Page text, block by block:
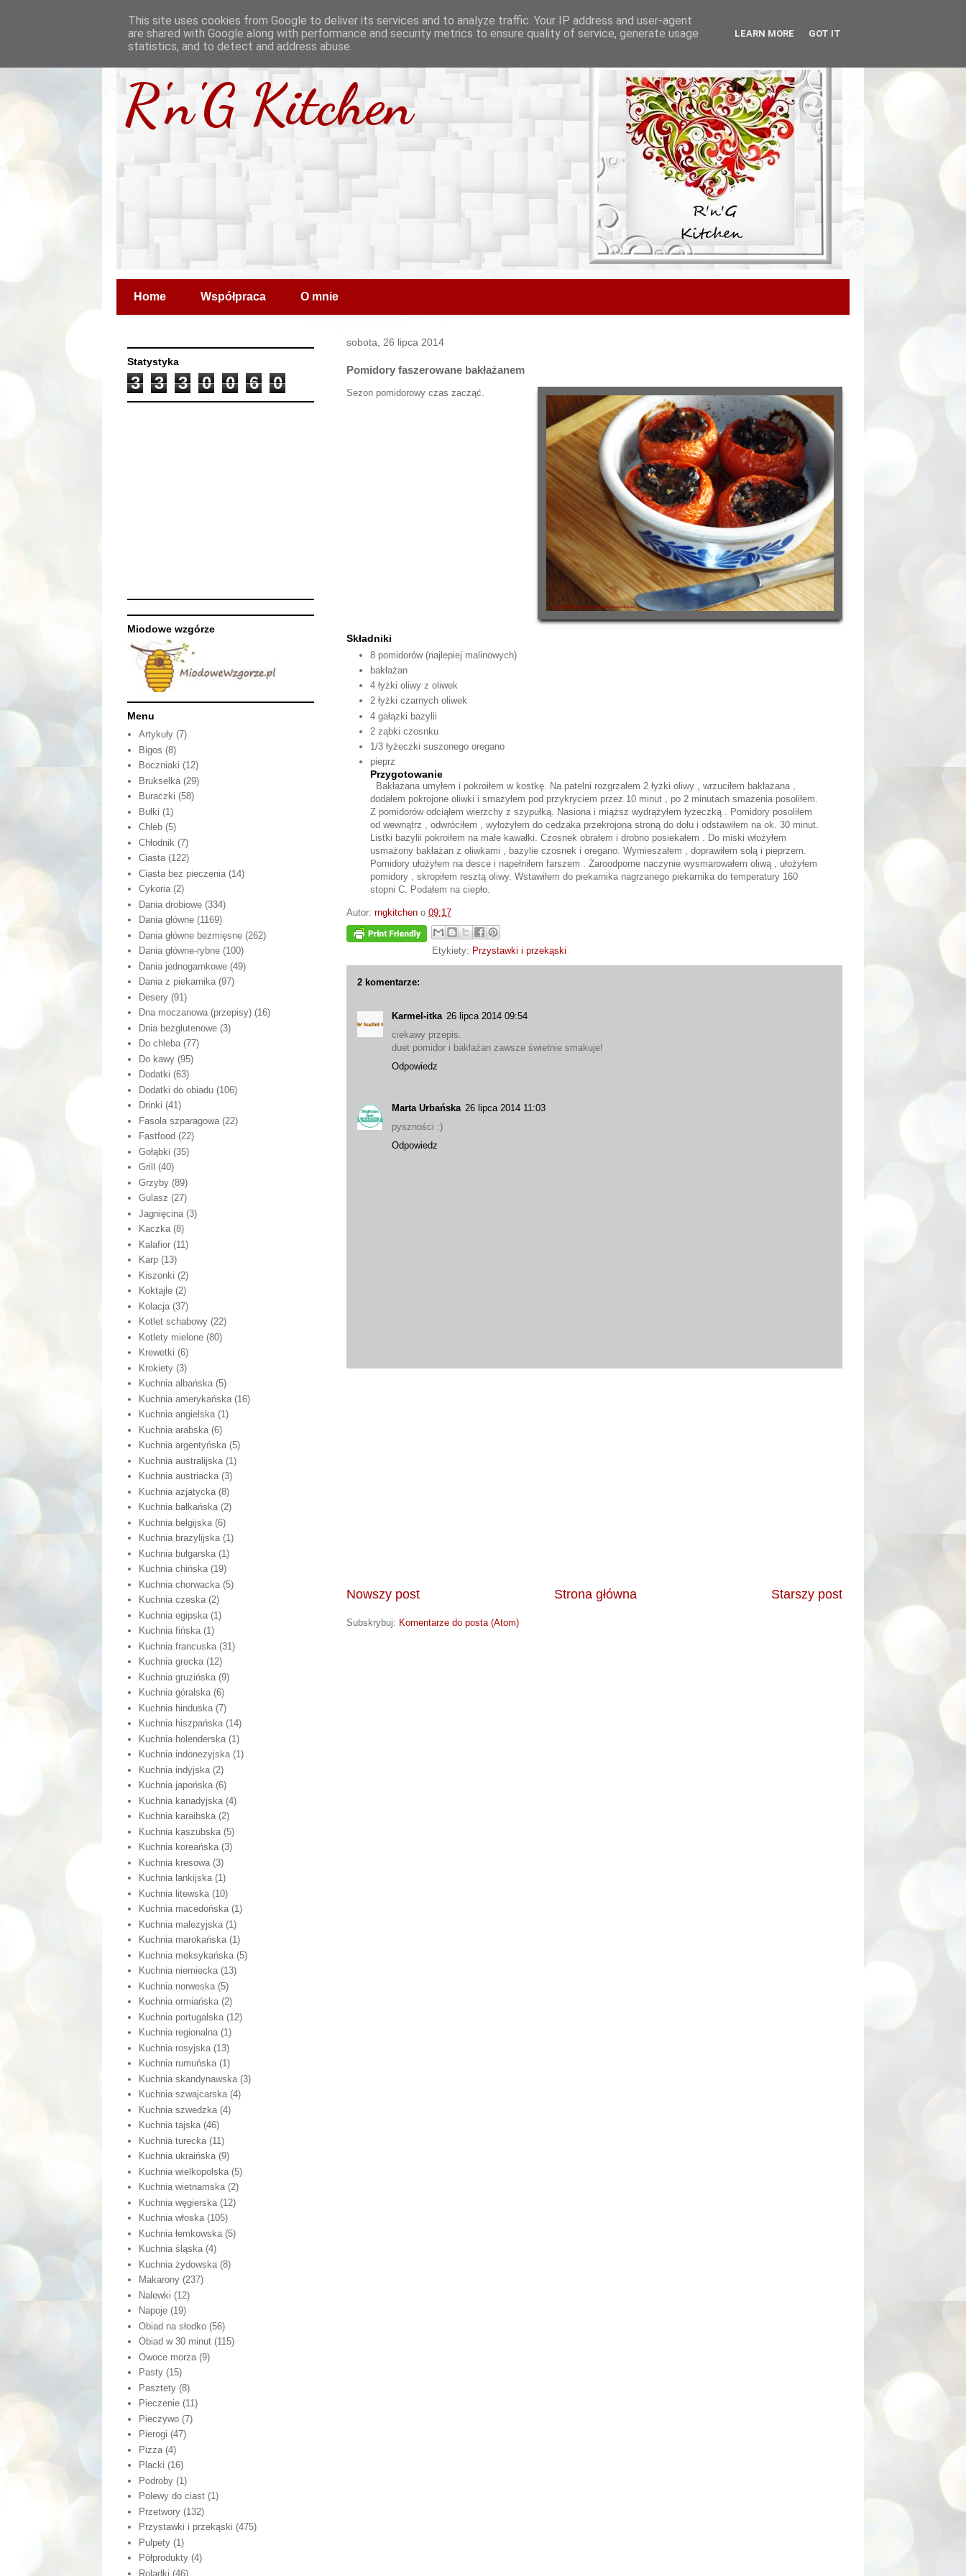
R'n'G Kitchen
Home Współpraca O mnie
sobota, 26 lipca 2014
Pomidory faszerowane bakłażanem
Sezon pomidorowy czas zacząć.
Składniki
8 pomidorów (najlepiej malinowych)
bakłażan
4 łyżki oliwy z oliwek
2 łyżki czarnych oliwek
4 gałązki bazylii
2 ząbki czosnku
1/3 łyżeczki suszonego oregano
pieprz
Przygotowanie
Bakłażana umyłem i pokroiłem w kostkę. Na patelni rozgrzałem 2 łyżki oliwy , wrzuciłem bakłażana ,
dodałem pokrojone oliwki i smażyłem pod przykryciem przez 10 minut , po 2 minutach smażenia posoliłem.
Z pomidorów odciąłem wierzchy z szypułką. Nasiona i miąższ wydrążyłem łyżeczką . Pomidory posoliłem
od wewnątrz , odwróciłem , wyłożyłem do cedzaka przekrojona stroną do dołu i odstawiłem na ok. 30 minut.
Listki bazylii pokroiłem na małe kawałki. Czosnek obrałem i drobno posiekałem . Do miski włożyłem
usmażony bakłażan z oliwkami , bazylie czosnek i oregano. Wymieszałem , doprawiłem solą i pieprzem.
Pomidory ułożyłem na desce i napełniłem farszem . Żaroodporne naczynie wysmarowałem oliwą , ułożyłem
pomidory , skropiłem resztą oliwy. Wstawiłem do piekarnika nagrzanego piekarnika do temperatury 160
stopni C. Podałem na ciepło.
Autor: rngkitchen o 09:17
Etykiety: Przystawki i przekąski
2 komentarze:
Karmel-itka 26 lipca 2014 09:54
ciekawy przepis.
duet pomidor i bakłażan zawsze świetnie smakuje!
Odpowiedz
Marta Urbańska 26 lipca 2014 11:03
pyszności :)
Odpowiedz
Nowszy post Starszy post
Strona główna
Subskrybuj: Komentarze do posta (Atom)
Statystyka
3 3 3 0 0 6 0
Miodowe wzgórze
Menu
Artykuły (7)
Bigos (8)
Boczniaki (12)
Brukselka (29)
Buraczki (58)
Bułki (1)
Chleb (5)
Chłodnik (7)
Ciasta (122)
Ciasta bez pieczenia (14)
Cykoria (2)
Dania drobiowe (334)
Dania główne (1169)
Dania główne bezmięsne (262)
Dania główne-rybne (100)
Dania jednogarnkowe (49)
Dania z piekarnika (97)
Desery (91)
Dna moczanowa (przepisy) (16)
Dnia bezglutenowe (3)
Do chleba (77)
Do kawy (95)
Dodatki (63)
Dodatki do obiadu (106)
Drinki (41)
Fasola szparagowa (22)
Fastfood (22)
Gołąbki (35)
Grill
(40)
Grzyby (89)
Gulasz (27)
Jagnięcina (3)
Kaczka (8)
Kalafior (11)
Karp (13)
Kiszonki (2)
Koktajle (2)
Kolacja (37)
Kotlet schabowy (22)
Kotlety mielone (80)
Krewetki (6)
Krokiety (3)
Kuchnia albańska (5)
Kuchnia amerykańska (16)
Kuchnia angielska (1)
Kuchnia arabska (6)
Kuchnia argentyńska (5)
Kuchnia australijska (1)
Kuchnia austriacka (3)
Kuchnia azjatycka (8)
Kuchnia bałkańska (2)
Kuchnia belgijska (6)
Kuchnia brazylijska (1)
Kuchnia bułgarska (1)
Kuchnia chińska (19)
Kuchnia chorwacka (5)
Kuchnia czeska (2)
Kuchnia egipska (1)
Kuchnia fińska (1)
Kuchnia francuska (31)
Kuchnia grecka (12)
Kuchnia gruzińska (9)
Kuchnia góralska (6)
Kuchnia hinduska (7)
Kuchnia hiszpańska (14)
Kuchnia holenderska (1)
Kuchnia indonezyjska (1)
Kuchnia indyjska (2)
Kuchnia japońska (6)
Kuchnia kanadyjska (4)
Kuchnia karaibska (2)
Kuchnia kaszubska (5)
Kuchnia koreańska (3)
Kuchnia kresowa (3)
Kuchnia lankijska (1)
Kuchnia litewska (10)
Kuchnia macedońska (1)
Kuchnia malezyjska (1)
Kuchnia marokańska (1)
Kuchnia meksykańska (5)
Kuchnia niemiecka (13)
Kuchnia norweska (5)
Kuchnia ormiańska (2)
Kuchnia portugalska (12)
Kuchnia regionalna (1)
Kuchnia rosyjska (13)
Kuchnia rumuńska (1)
Kuchnia skandynawska (3)
Kuchnia szwajcarska (4)
Kuchnia szwedzka (4)
Kuchnia tajska (46)
Kuchnia turecka (11)
Kuchnia ukraińska (9)
Kuchnia wielkopolska (5)
Kuchnia wietnamska (2)
Kuchnia węgierska (12)
Kuchnia włoska (105)
Kuchnia łemkowska (5)
Kuchnia śląska (4)
Kuchnia żydowska (8)
Makarony (237)
Nalewki (12)
Napoje (19)
Obiad na słodko (56)
Obiad w 30 minut (115)
Owoce morza (9)
Pasty (15)
Pasztety (8)
Pieczenie (11)
Pieczywo (7)
Pierogi (47)
Pizza (4)
Placki (16)
Podroby (1)
Polewy do ciast (1)
Przetwory (132)
Przystawki i przekąski (475)
Pulpety (1)
Półprodukty (4)
Roladki (46)
This site uses cookies from Google to deliver its services and to analyze traffic. Your IP address and user-agent
are shared with Google along with performance and security metrics to ensure quality of service, generate usage
statistics, and to detect and address abuse.
LEARN MORE GOT IT